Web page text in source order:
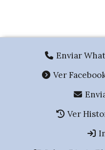
Enviar
Ver
Ver